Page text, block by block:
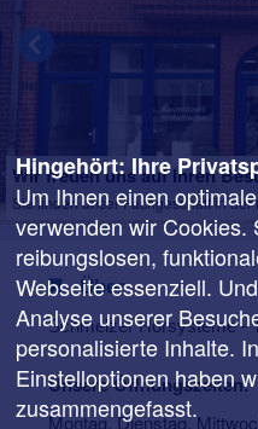
Wir freuen uns auf Ihren
Sie finden unser Fachgeschäft in
Über
Schmelzer Hörsysteme -
Unsere Öffnungszeiten:
Montag, Dienstag,
Hingehört: Ihre
Um Ihnen einen
verwenden wir Cookies.
reibungslosen,
Webseite essenziell.
Analyse unserer
personalisierte Inhalte.
Einstelloptionen haben
zusammengefasst.